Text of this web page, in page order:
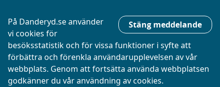
Stäng meddelande
På Danderyd.se använder
vi cookies för
besöksstatistik och för vissa funktioner i syfte att
förbättra och förenkla användarupplevelsen av vår
webbplats. Genom att fortsätta använda webbplatsen
godkänner du vår användning av cookies.